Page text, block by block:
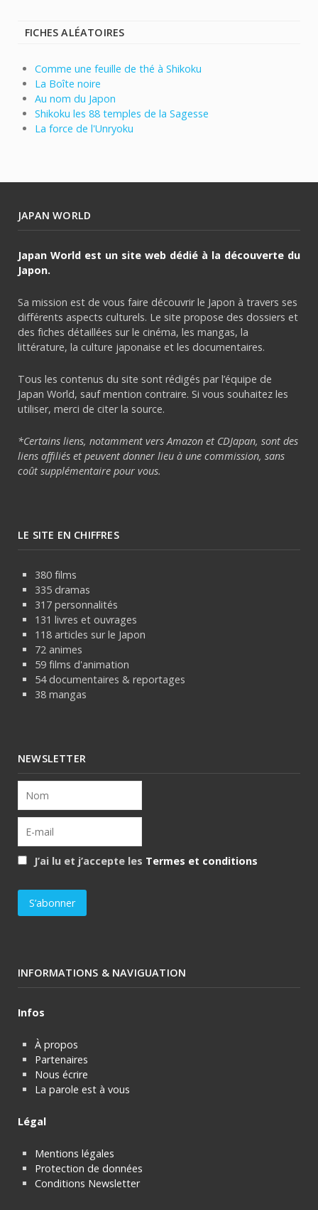
FICHES ALÉATOIRES
Comme une feuille de thé à Shikoku
La Boîte noire
Au nom du Japon
Shikoku les 88 temples de la Sagesse
La force de l'Unryoku
JAPAN WORLD
Japan World est un site web dédié à la découverte du
Japon.
Sa mission est de vous faire découvrir le Japon à travers ses
différents aspects culturels. Le site propose des dossiers et
des fiches détaillées sur le cinéma, les mangas, la
littérature, la culture japonaise et les documentaires.
Tous les contenus du site sont rédigés par l’équipe de
Japan World, sauf mention contraire. Si vous souhaitez les
utiliser, merci de citer la source.
*Certains liens, notamment vers Amazon et CDJapan, sont des
liens affiliés et peuvent donner lieu à une commission, sans
coût supplémentaire pour vous.
LE SITE EN CHIFFRES
380 films
335 dramas
317 personnalités
131 livres et ouvrages
118 articles sur le Japon
72 animes
59 films d'animation
54 documentaires & reportages
38 mangas
NEWSLETTER
J’ai lu et j’accepte les Termes et conditions
INFORMATIONS & NAVIGUATION
Infos
À propos
Partenaires
Nous écrire
La parole est à vous
Légal
Mentions légales
Protection de données
Conditions Newsletter